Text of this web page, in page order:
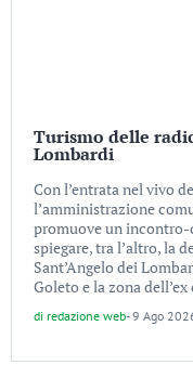
Turismo delle
Lombardi
Con l’entrata nel vivo
l’amministrazione
promuove un
spiegare, tra l’altro, la
Sant’Angelo dei
Goleto e la zona
di redazione web-9 Ago